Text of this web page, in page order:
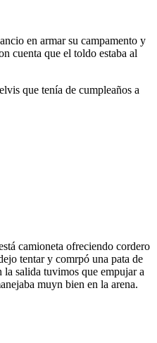
en armar su campamento y
cuenta que el toldo estaba al
que tenía de cumpleaños a
camioneta ofreciendo cordero
tentar y comrpó una pata de
salida tuvimos que empujar a
muyn bien en la arena.